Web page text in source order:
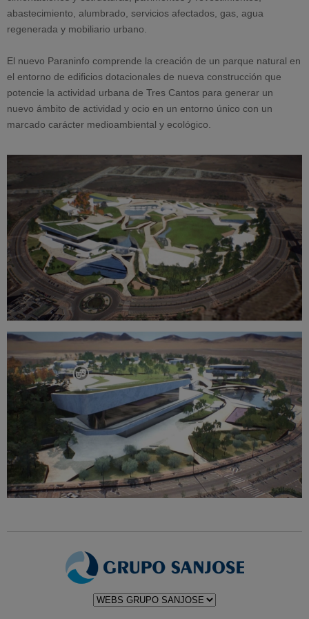
abastecimiento, alumbrado, servicios afectados, gas, agua
regenerada y mobiliario urbano.
El nuevo Paraninfo comprende la creación de un parque natural en
el entorno de edificios dotacionales de nueva construcción que
potencie la actividad urbana de Tres Cantos para generar un
nuevo ámbito de actividad y ocio en un entorno único con un
marcado carácter medioambiental y ecológico.